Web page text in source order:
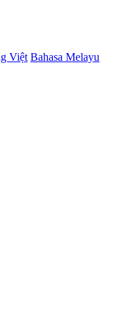
Việt Bahasa Melayu